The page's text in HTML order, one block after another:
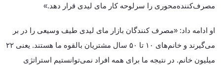
مصرف‌کننده‌محوری را سرلوحه کار مای لیدی قرار دهد.»
او ادامه داد: «مصرف کنندگان بازار مای لیدی طیف وسیعی را در بر
می‌گیرند و خانم‌های ۱۰ تا ۵۰ سال مشتریان بالقوه ما هستند. یعنی ۲۲
میلیون خانم. در نتیجه ما برای همه افراد نمی‌توانستیم استراتژی